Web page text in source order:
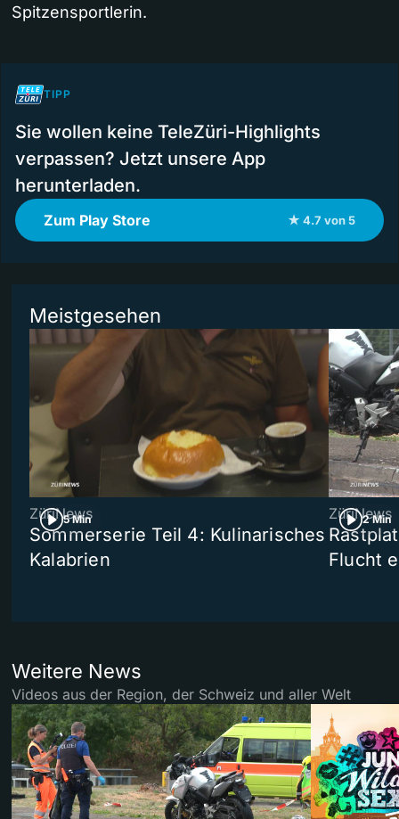
Spitzensportlerin.
TIPP
Sie wollen keine TeleZüri-Highlights
verpassen? Jetzt unsere App
herunterladen.
Zum Play Store ★ 4.7 von 5
Meistgesehen
5 Min
ZüriNews
Sommerserie Teil 4: Kulinarisches
Kalabrien
2 Min
ZüriNews
Flucht
Weitere News
Videos aus der Region, der Schweiz und aller Welt